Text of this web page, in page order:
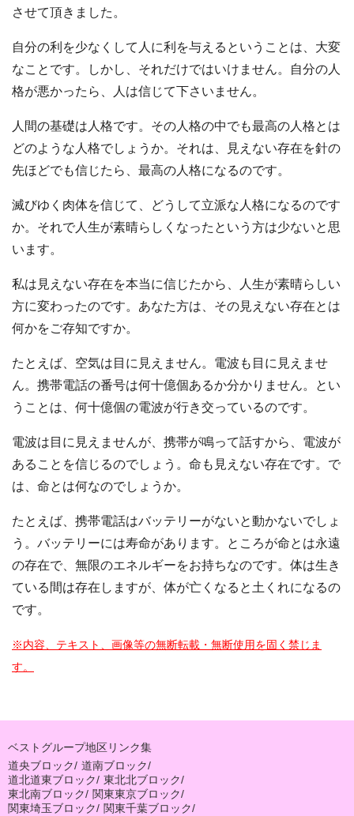
させて頂きました。
自分の利を少なくして人に利を与えるということは、大変
なことです。しかし、それだけではいけません。自分の人
格が悪かったら、人は信じて下さいません。
人間の基礎は人格です。その人格の中でも最高の人格とは
どのような人格でしょうか。それは、見えない存在を針の
先ほどでも信じたら、最高の人格になるのです。
滅びゆく肉体を信じて、どうして立派な人格になるのです
か。それで人生が素晴らしくなったという方は少ないと思
います。
私は見えない存在を本当に信じたから、人生が素晴らしい
方に変わったのです。あなた方は、その見えない存在とは
何かをご存知ですか。
たとえば、空気は目に見えません。電波も目に見えませ
ん。携帯電話の番号は何十億個あるか分かりません。とい
うことは、何十億個の電波が行き交っているのです。
電波は目に見えませんが、携帯が鳴って話すから、電波が
あることを信じるのでしょう。命も見えない存在です。で
は、命とは何なのでしょうか。
たとえば、携帯電話はバッテリーがないと動かないでしょ
う。バッテリーには寿命があります。ところが命とは永遠
の存在で、無限のエネルギーをお持ちなのです。体は生き
ている間は存在しますが、体が亡くなると土くれになるの
です。
※内容、テキスト、画像等の無断転載・無断使用を固く禁じま
す。
ベストグループ地区リンク集
道央ブロック/ 道南ブロック/
道北道東ブロック/ 東北北ブロック/
東北南ブロック/ 関東東京ブロック/
関東埼玉ブロック/ 関東千葉ブロック/